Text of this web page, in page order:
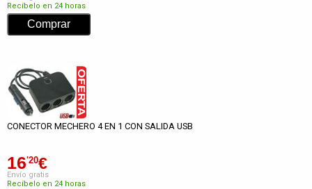
Recíbelo en 24 horas
CONECTOR MECHERO 4 EN 1 CON SALIDA USB
16'20€
Envío gratis
Recíbelo en 24 horas